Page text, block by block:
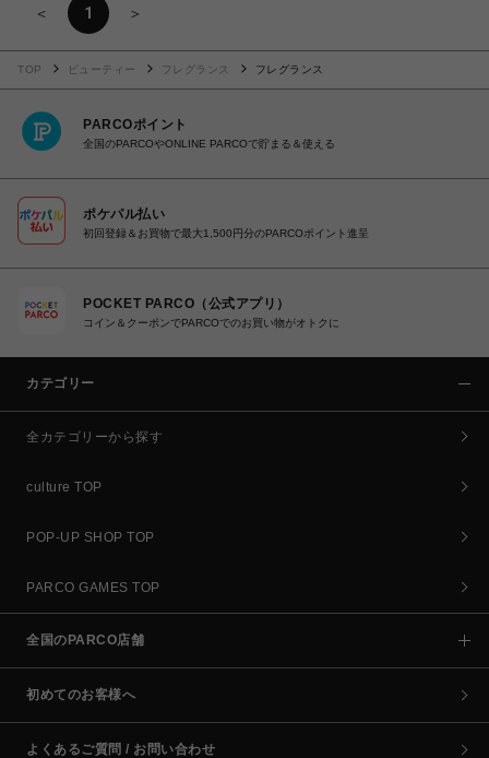
＜ 1 ＞
TOP ビューティー フレグランス フレグランス
PARCOポイント
全国のPARCOやONLINE PARCOで貯まる＆使える
ポケパル払い
初回登録＆お買物で最大1,500円分のPARCOポイント進呈
POCKET PARCO（公式アプリ）
コイン＆クーポンでPARCOでのお買い物がオトクに
カテゴリー
全カテゴリーから探す
culture TOP
POP-UP SHOP TOP
PARCO GAMES TOP
全国のPARCO店舗
初めてのお客様へ
よくあるご質問 / お問い合わせ